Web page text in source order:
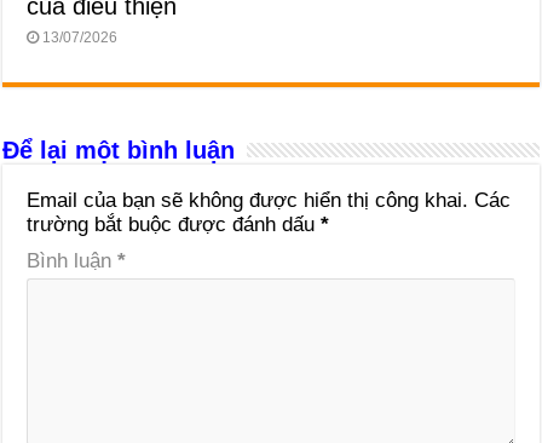
của điều thiện
13/07/2026
Để lại một bình luận
Email của bạn sẽ không được hiển thị công khai. Các
trường bắt buộc được đánh dấu*
Bình luận*